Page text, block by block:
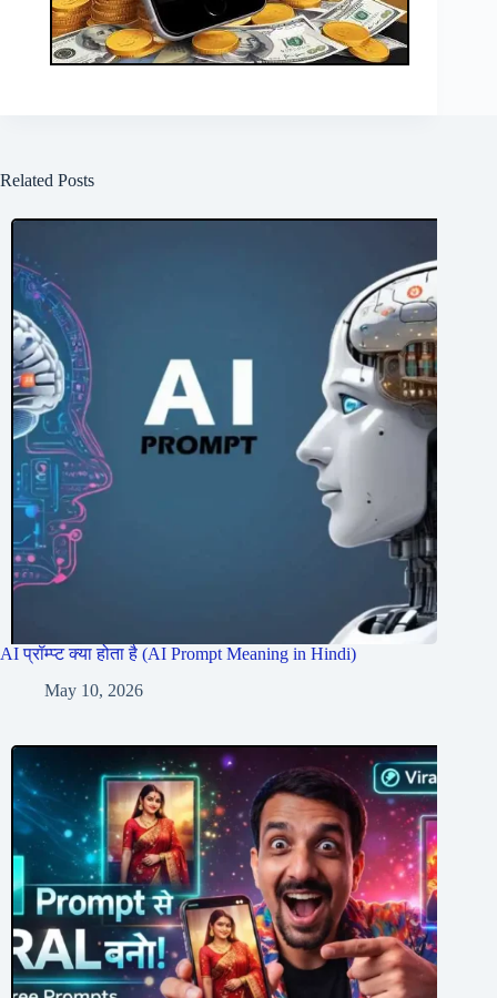
Related Posts
AI प्रॉम्प्ट क्या होता है (AI Prompt Meaning in Hindi)
May 10, 2026